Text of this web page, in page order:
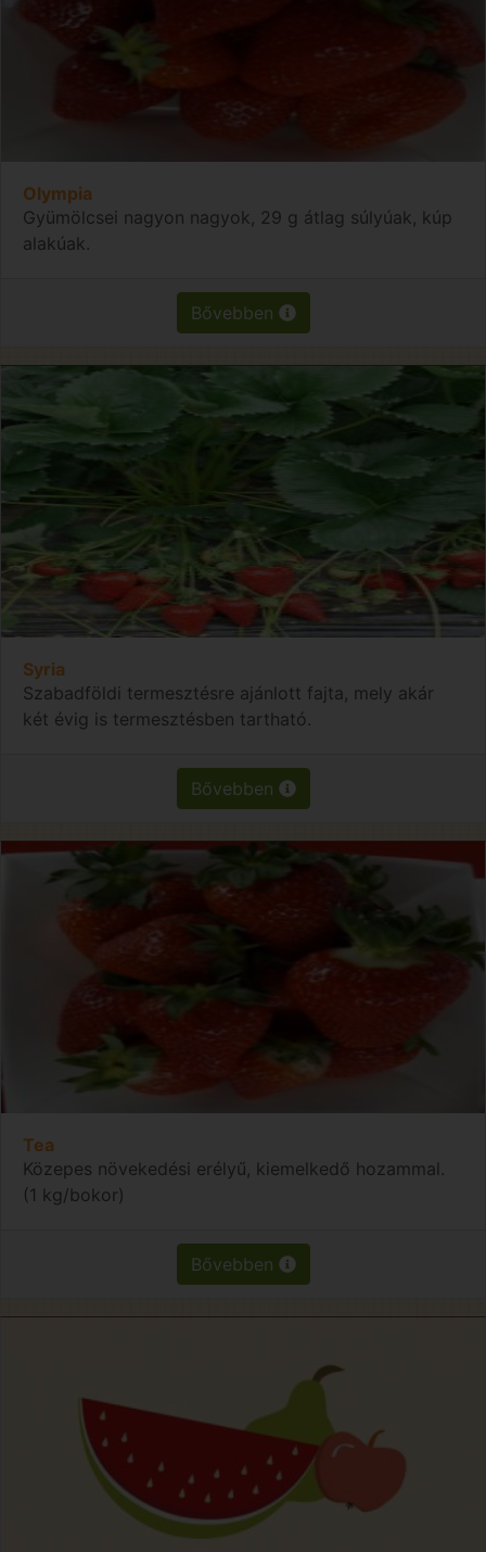
Olympia
Gyümölcsei nagyon nagyok, 29 g átlag súlyúak, kúp
alakúak.
Bővebben
Syria
Szabadföldi termesztésre ajánlott fajta, mely akár
két évig is termesztésben tartható.
Bővebben
Tea
Közepes növekedési erélyű, kiemelkedő hozammal.
(1 kg/bokor)
Bővebben